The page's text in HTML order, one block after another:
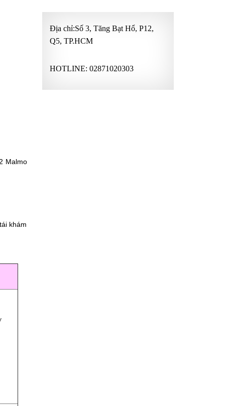
Malmo
khám
Địa chỉ:Số 3, Tăng Bạt Hổ, P12,
Q5, TP.HCM
HOTLINE: 02871020303